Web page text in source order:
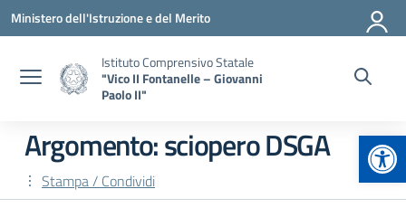
Vai ai contenuti
Vai al menu di navigazione
Vai al footer
Ministero dell'Istruzione e del Merito
Istituto Comprensivo Statale
"Vico II Fontanelle – Giovanni
Paolo II"
Argomento: sciopero DSGA
Stampa / Condividi